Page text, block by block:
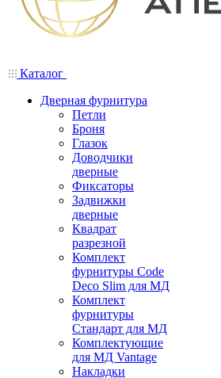
Каталог
Дверная фурнитура
Петли
Броня
Глазок
Доводчики
дверные
Фиксаторы
Задвижки
дверные
Квадрат
разрезной
Комплект
фурнитуры Code
Deco Slim для МД
Комплект
фурнитуры
Стандарт для МД
Комплектующие
для МД Vantage
Накладки